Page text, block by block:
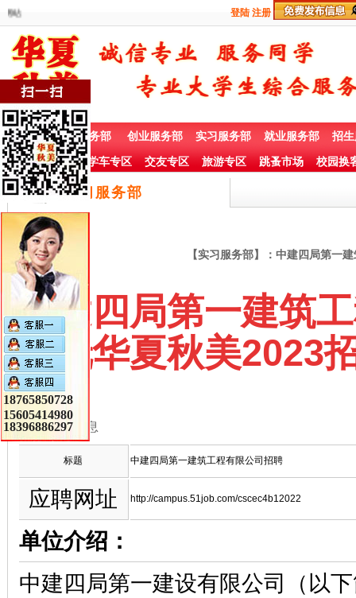
欢迎访问华夏秋美官方网站
登陆 注册
首 页 兼职服务部 创业服务部 实习服务部 就业服务部 招
社团赞助专栏 学车专区 交友专区 旅游专区 跳蚤市场 校园换
实习服务部
【实习服务部】：中建四局第一
中建四局第一建筑
委托华夏秋美2023
招聘信息
标题 中建四局第一建筑工程有限公司招聘
应聘网址 http://campus.51job.com/cscec4b12022
单位介绍：
中建四局第一建设有限公司（以
18765850728
15605414980
18396886297